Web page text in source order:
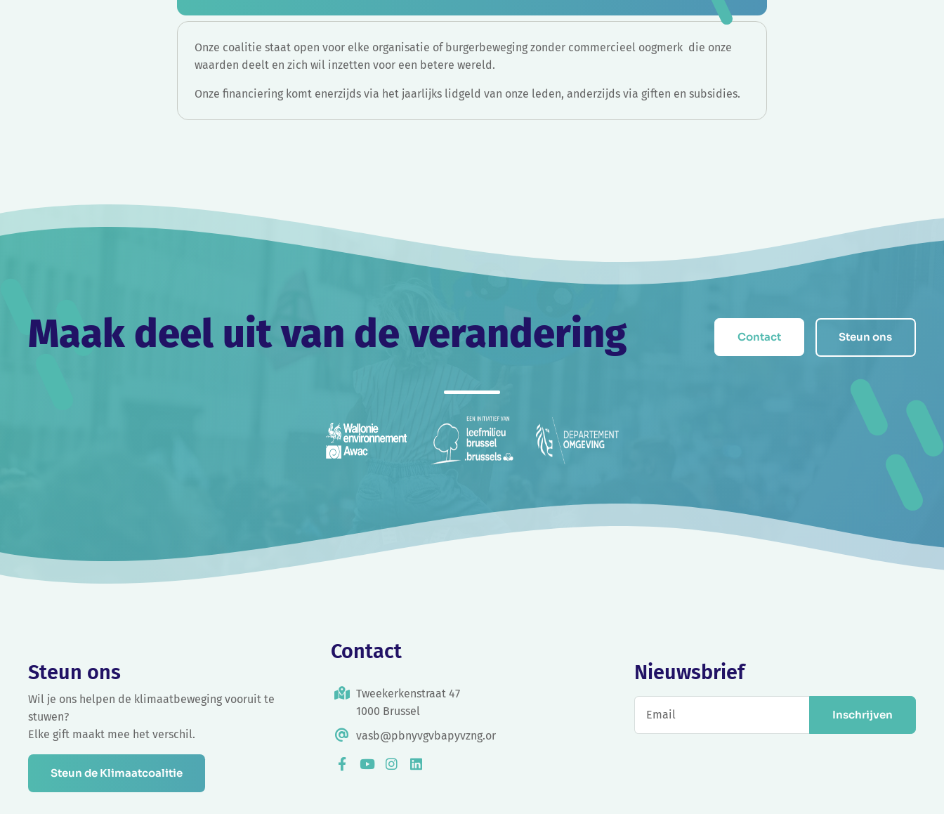
Onze coalitie staat open voor elke organisatie of burgerbeweging zonder commercieel oogmerk die onze
waarden deelt en zich wil inzetten voor een betere wereld.
Onze financiering komt enerzijds via het jaarlijks lidgeld van onze leden, anderzijds via giften en subsidies.
Maak deel uit van de verandering Contact Steun ons
Steun ons
Wil je ons helpen de klimaatbeweging vooruit te
stuwen?
Elke gift maakt mee het verschil.
Steun de Klimaatcoalitie
Contact
Tweekerkenstraat 47
1000 Brussel
vasb@pbnyvgvbapyvzng.or
Nieuwsbrief
Inschrijven